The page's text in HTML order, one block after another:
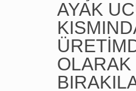
AYAK
OLARAK